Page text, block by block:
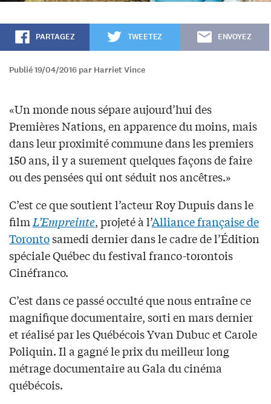
PARTAGEZ TWEETEZ ENVOYEZ
Publié 19/04/2016 par Harriet Vince
«Un monde nous sépare aujourd’hui des
Premières Nations, en apparence du moins, mais
dans leur proximité commune dans les premiers
150 ans, il y a surement quelques façons de faire
ou des pensées qui ont séduit nos ancêtres.»
C’est ce que soutient l’acteur Roy Dupuis dans le
filmL’Empreinte, projeté à l’Alliance française de
Torontosamedi dernier dans le cadre de l’Édition
spéciale Québec du festival franco-torontois
Cinéfranco.
C’est dans ce passé occulté que nous entraîne ce
magnifique documentaire, sorti en mars dernier
et réalisé par les Québécois Yvan Dubuc et Carole
Poliquin. Il a gagné le prix du meilleur long
métrage documentaire au Gala du cinéma
québécois.